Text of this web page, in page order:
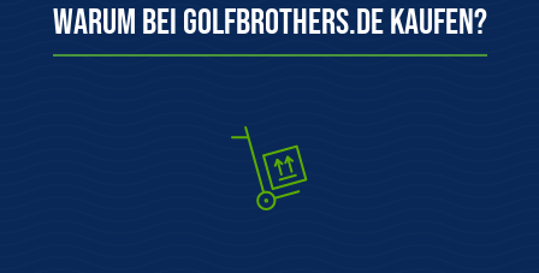
Warum bei Golfbrothers.de kaufen?